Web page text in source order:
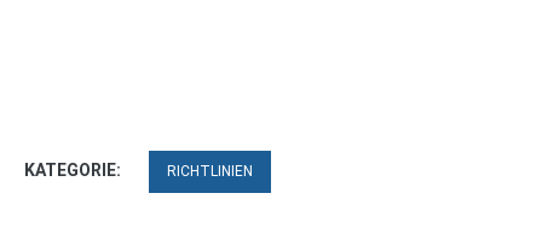
KATEGORIE: RICHTLINIEN